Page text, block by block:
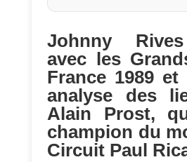
Johnny
avec les
France 1989 et
analyse des
Alain Prost,
champion du
Circuit Paul